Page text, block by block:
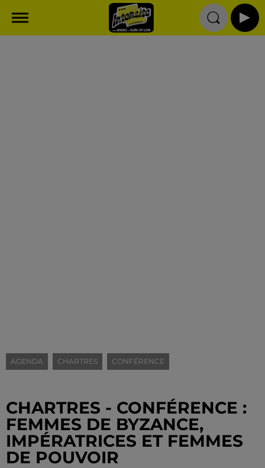
AGENDA CHARTRES CONFÉRENCE
CHARTRES - CONFÉRENCE :
FEMMES DE BYZANCE,
IMPÉRATRICES ET FEMMES
DE POUVOIR